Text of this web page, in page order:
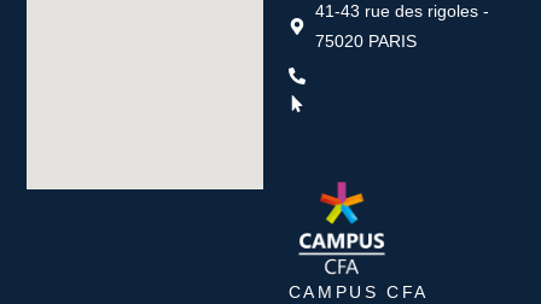
41-43 rue des rigoles -
75020 PARIS
CAMPUS CFA